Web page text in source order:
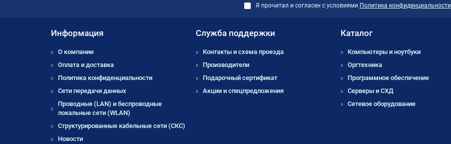
Я прочитал и согласен с условиями Политика конфиденциальности
Информация
О компании
Оплата и доставка
Политика конфиденциальности
Сети передачи данных
Проводные (LAN) и беспроводные
локальные сети (WLAN)
Структурированные кабельные сети (СКС)
Новости
Служба поддержки
Контакты и схема проезда
Производители
Подарочный сертификат
Акции и спецпредложения
Каталог
Компьютеры и ноутбуки
Оргтехника
Программное обеспечение
Серверы и СХД
Сетевое оборудование